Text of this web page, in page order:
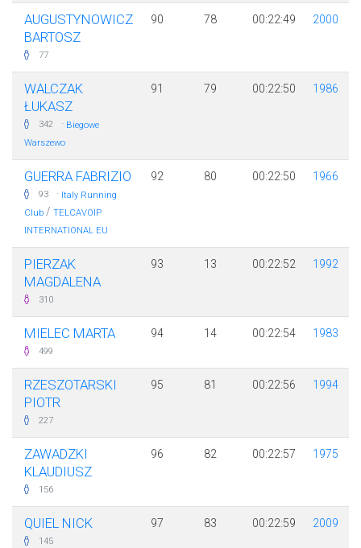
AUGUSTYNOWICZ
BARTOSZ
77
90 78 00:22:49 2000
WALCZAK
ŁUKASZ
342 · Biegowe
Warszewo
91 79 00:22:50 1986
GUERRA FABRIZIO
93 · Italy Running
Club / TELCAVOIP
INTERNATIONAL EU
92 80 00:22:50 1966
PIERZAK
MAGDALENA
310
93 13 00:22:52 1992
MIELEC MARTA
499
94 14 00:22:54 1983
RZESZOTARSKI
PIOTR
227
95 81 00:22:56 1994
ZAWADZKI
KLAUDIUSZ
156
96 82 00:22:57 1975
QUIEL NICK
145
97 83 00:22:59 2009